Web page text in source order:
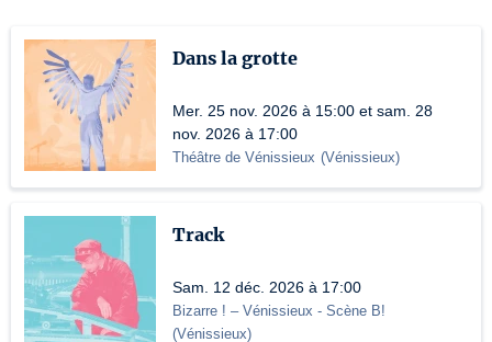
Dans la grotte
Mer. 25 nov. 2026 à 15:00 et sam. 28
nov. 2026 à 17:00
Théâtre de Vénissieux (Vénissieux)
Track
Sam. 12 déc. 2026 à 17:00
Bizarre ! – Vénissieux - Scène B!
(Vénissieux)